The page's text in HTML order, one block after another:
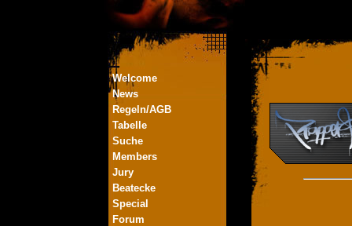
Welcome
News
Regeln/AGB
Tabelle
Suche
Members
Jury
Beatecke
Special
Forum